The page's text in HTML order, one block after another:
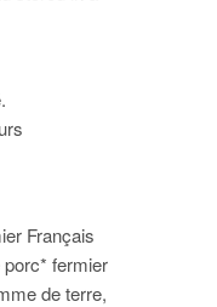
Français
fermier
de terre,